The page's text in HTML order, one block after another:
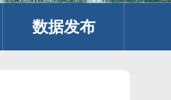
数据发布